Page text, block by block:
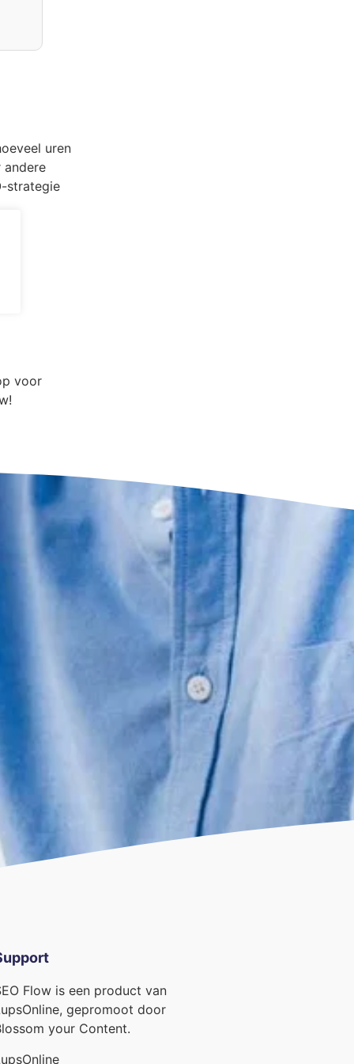
uren
andere
strategie
voor
Flow is een product van
gepromoot door
your Content.